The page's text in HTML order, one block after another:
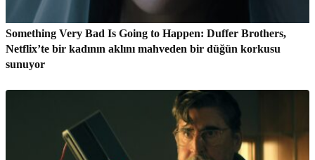
Something Very Bad Is Going to Happen: Duffer Brothers,
Netflix’te bir kadının aklını mahveden bir düğün korkusu
sunuyor